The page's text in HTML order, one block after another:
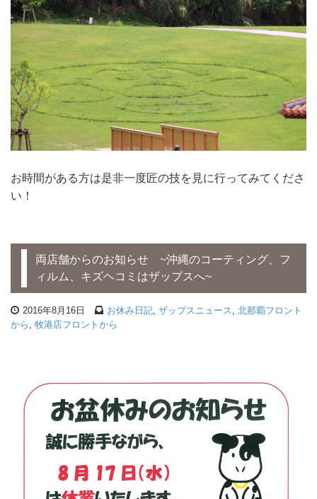
お時間がある方は是非一度匠の技を見に行ってみてくださ
い！
両店舗からのお知らせ ~沖縄のコーティング、フ
ィルム、キズヘコミはザップスへ~
2016年8月16日 お休み日記, ザップスニュース, 北那覇フロント
から , 牧港店フロントから